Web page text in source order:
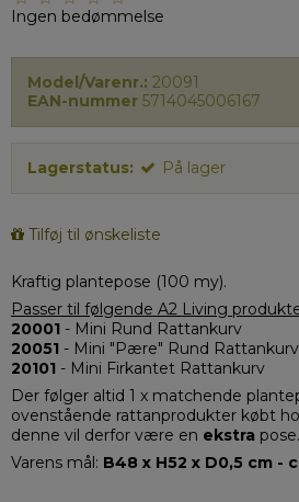
Ingen bedømmelse
Model/Varenr.: 20091
EAN-nummer 5714045006167
Lagerstatus: På lager
Tilføj til ønskeliste
Kraftig plantepose (100 my).
Passer til følgende A2 Living
20001 - Mini Rund Rattankurv
20051 - Mini "Pære" Rund
20101 - Mini Firkantet Rattankurv
Der følger altid 1 x matchende
ovenstående rattanprodukter købt
denne vil derfor være en ekstra pose.
Varens mål: B48 x H52 x D0,5 cm -